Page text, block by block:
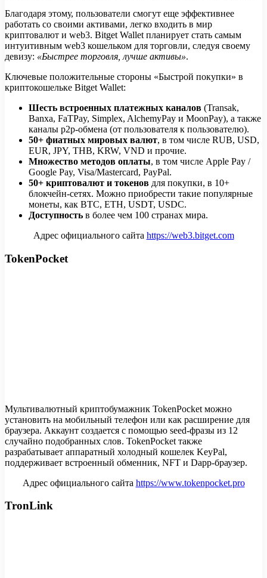
Благодаря этому, пользователи смогут еще эффективнее
работать со своими активами, легко входить в мир
криптовалют и web3. Bitget Wallet планирует стать самым
интуитивным web3 кошельком для торговли, следуя своему
девизу: «Быстрее торговля, лучше активы».
Ключевые положительные стороны «Быстрой покупки» в
криптокошельке Bitget Wallet:
Шесть встроенных платежных каналов (Transak,
Banxa, FaTPay, Simplex, AlchemyPay и MoonPay), а также
каналы p2p-обмена (от пользователя к пользователю).
50+ фиатных мировых валют, в том числе RUB, USD,
EUR, JPY, THB, KRW, VND и прочие.
Множество методов оплаты, в том числе Apple Pay /
Google Pay, Visa/Mastercard, PayPal.
50+ криптовалют и токенов для покупки, в 10+
блокчейн-сетях. Можно приобрести такие популярные
монеты, как BTC, ETH, USDT, USDC.
Доступность в более чем 100 странах мира.
Адрес официального сайта https://web3.bitget.com
TokenPocket
Мультивалютный криптобумажник TokenPocket можно
установить на мобильный телефон или как расширение для
браузера. Аккаунт создается с помощью seed-фразы из 12
случайно подобранных слов. TokenPocket также
разрабатывает аппаратный холодный кошелек KeyPal,
поддерживает встроенный обменник, NFT и Dapp-браузер.
Адрес официального сайта https://www.tokenpocket.pro
TronLink